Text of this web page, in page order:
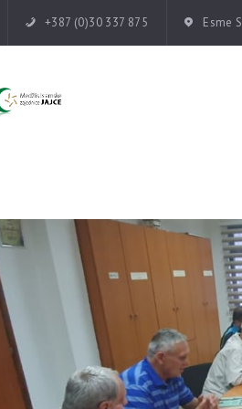
+387 (0)30 337 875 Esme